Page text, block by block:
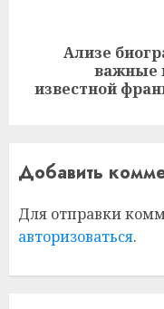
Следующая
запись:
Ализе
важные
известной
Добавить
Для отправки
авторизоваться.